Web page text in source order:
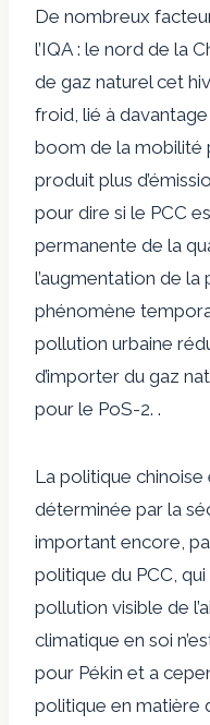
De nombreux
l’IQA : le nord de la
de gaz naturel cet
froid, lié à
boom de la mobilité
produit plus
pour dire si le PCC
permanente de la
l’augmentation de la
phénomène
pollution urbaine
d’importer du gaz
pour le PoS-2. .
La politique
déterminée par la
important encore,
politique du PCC,
pollution visible de
climatique en soi
pour Pékin et a
politique en matière